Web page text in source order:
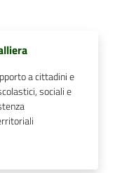
a cittadini e
sociali e